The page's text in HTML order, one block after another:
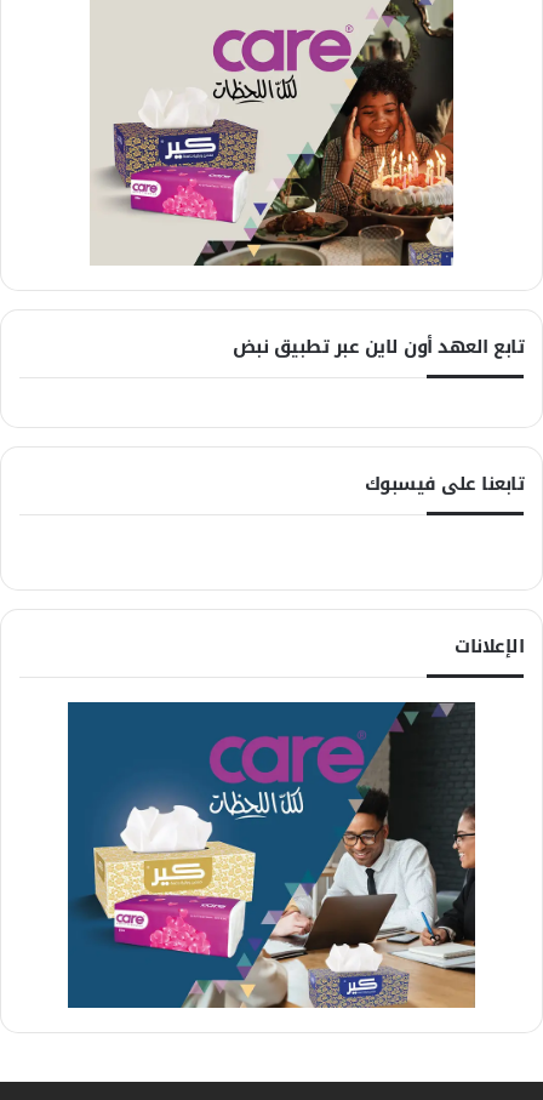
تابع العهد أون لاين عبر تطبيق نبض
تابعنا على فيسبوك
الإعلانات